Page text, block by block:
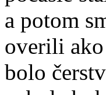
a potom
overili
bolo